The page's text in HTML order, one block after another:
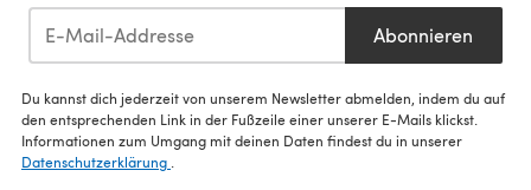
Abonnieren
Du kannst dich jederzeit von unserem Newsletter abmelden, indem du auf
den entsprechenden Link in der Fußzeile einer unserer E-Mails klickst.
Informationen zum Umgang mit deinen Daten findest du in unserer
Datenschutzerklärung .